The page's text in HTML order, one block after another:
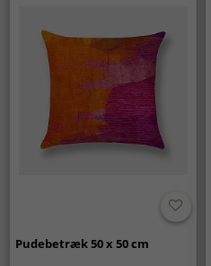
Pudebetræk 50 x 50 cm